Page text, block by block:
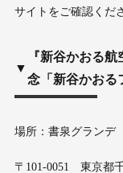
サイトをご確認くだ
▼
『新谷かおる
念「新谷かおる
場所：書泉グランデ
〒101-0051 東京都